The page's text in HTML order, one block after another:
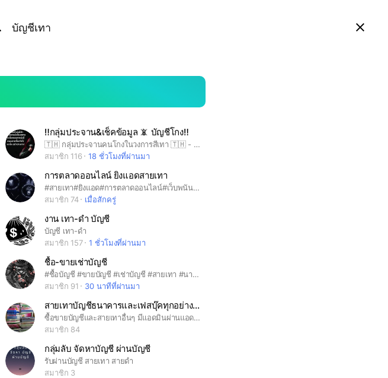
‼️กลุ่มประจาน&เช็คข้อมูล 📵 บัญชีโกง‼️
🇹🇭 กลุ่มประจานคนโกงในวงการสีเทา 🇹🇭 - เช็คบัญชีโกง/ดึงข้อมูลคนโกง✅ ื (⛔กลุ่มนี้ห้ามขายของ⛔)
สมาชิก 116
18 ชั่วโมงที่ผ่านมา
การตลาดออนไลน์ ยิงแอดสายเทา
#สายเทา#ยิงแอด#การตลาดออนไลน์#เว็บพนัน#ให้คำปรึกษาฟรี#ขายบัญชีfacebook#บัญชียิงแอด
สมาชิก 74
เมื่อสักครู่
งาน เทา-ดำ บัญชี
บัญชี เทา-ดำ
สมาชิก 157
1 ชั่วโมงที่ผ่านมา
ชื้อ-ขายเช่าบัญชี
#ชื้อบัญชี #ขายบัญชี #เช่าบัญชี #สายเทา #นายหน้า #เจ้าของ
สมาชิก 91
30 นาทีที่ผ่านมา
สายเทาบัญชีธนาคารและเฟสบุ๊คทุกอย่างที่เกี่ยวกับสายเทา
ซื้อขายบัญชีและสายเทาอื่นๆ มีแอดมินผ่านแอดได้
สมาชิก 84
กลุ่มลับ จัดหาบัญชี ผ่านบัญชี
รับผ่านบัญชี สายเทา สายดำ
สมาชิก 3